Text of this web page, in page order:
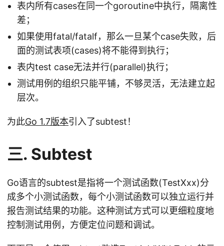
表内所有cases在同一个goroutine中执行，隔离性
差；
如果使用fatal/fatalf，那么一旦某个case失败，后
面的测试表项(cases)将不能得到执行；
表内test case无法并行(parallel)执行；
测试用例的组织只能平铺，不够灵活，无法建立起
层次。
为此Go 1.7版本引入了subtest！
三. Subtest
Go语言的subtest是指将一个测试函数(TestXxx)分
成多个小测试函数，每个小测试函数可以独立运行并
报告测试结果的功能。这种测试方式可以更细粒度地
控制测试用例，方便定位问题和调试。